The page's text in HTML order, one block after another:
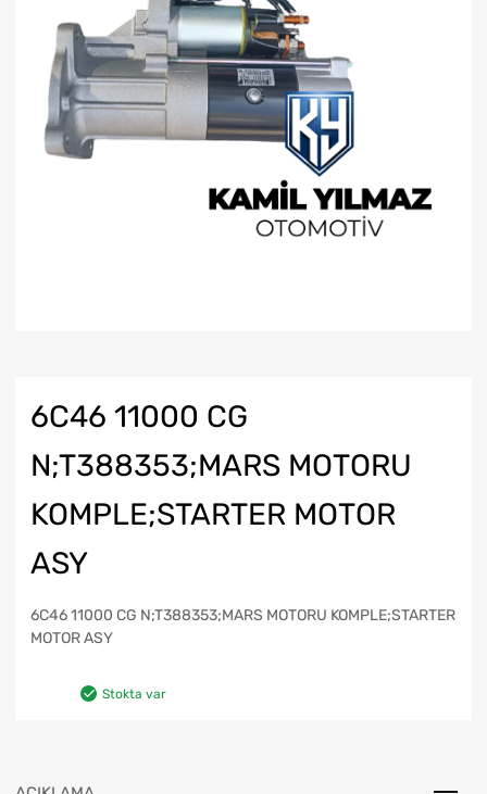
6C46 11000 CG
N;T388353;MARS MOTORU
KOMPLE;STARTER MOTOR
ASY
6C46 11000 CG N;T388353;MARS MOTORU KOMPLE;STARTER
MOTOR ASY
Stokta var